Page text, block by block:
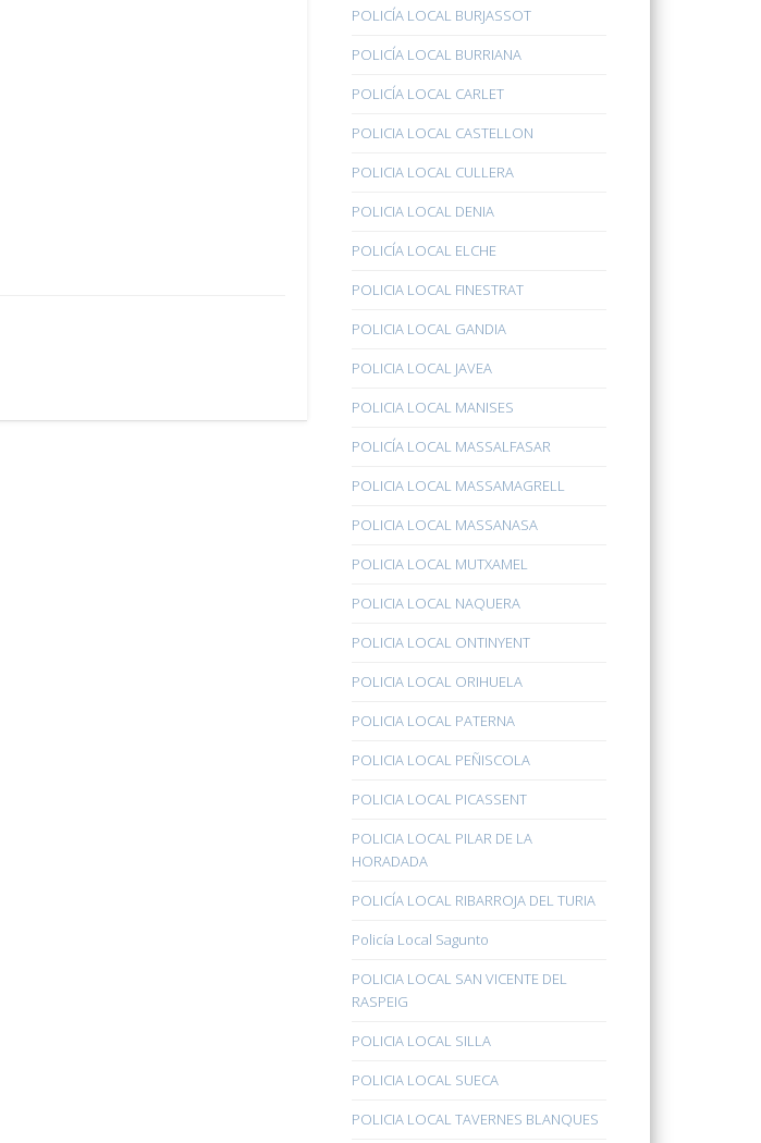
POLICÍA LOCAL BURJASSOT
POLICÍA LOCAL BURRIANA
POLICÍA LOCAL CARLET
POLICIA LOCAL CASTELLON
POLICIA LOCAL CULLERA
POLICIA LOCAL DENIA
POLICÍA LOCAL ELCHE
POLICIA LOCAL FINESTRAT
POLICIA LOCAL GANDIA
POLICIA LOCAL JAVEA
POLICIA LOCAL MANISES
POLICÍA LOCAL MASSALFASAR
POLICIA LOCAL MASSAMAGRELL
POLICIA LOCAL MASSANASA
POLICIA LOCAL MUTXAMEL
POLICIA LOCAL NAQUERA
POLICIA LOCAL ONTINYENT
POLICIA LOCAL ORIHUELA
POLICIA LOCAL PATERNA
POLICIA LOCAL PEÑISCOLA
POLICIA LOCAL PICASSENT
POLICIA LOCAL PILAR DE LA
HORADADA
POLICÍA LOCAL RIBARROJA DEL TURIA
Policía Local Sagunto
POLICIA LOCAL SAN VICENTE DEL
RASPEIG
POLICIA LOCAL SILLA
POLICIA LOCAL SUECA
POLICIA LOCAL TAVERNES BLANQUES